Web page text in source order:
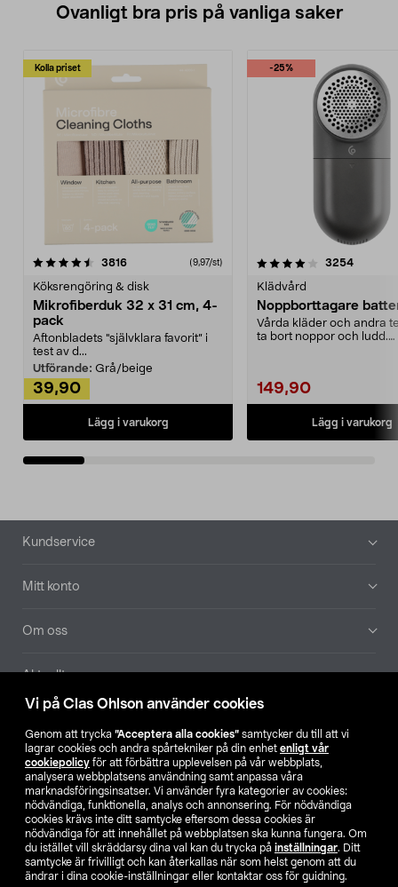
Vi på Clas Ohlson använder cookies
Genom att trycka ”Acceptera alla cookies” samtycker du till att vi
lagrar cookies och andra spårtekniker på din enhet enligt vår
cookiepolicy för att förbättra upplevelsen på vår webbplats,
analysera webbplatsens användning samt anpassa våra
marknadsföringsinsatser. Vi använder fyra kategorier av cookies:
nödvändiga, funktionella, analys och annonsering. För nödvändiga
cookies krävs inte ditt samtycke eftersom dessa cookies är
nödvändiga för att innehållet på webbplatsen ska kunna fungera. Om
du istället vill skräddarsy dina val kan du trycka på inställningar. Ditt
samtycke är frivilligt och kan återkallas när som helst genom att du
ändrar i dina cookie-inställningar eller kontaktar oss för guidning.
Ovanligt bra pris på vanliga saker
Kolla priset
3816recensioner (9,97/st)
Köksrengöring & disk
Mikrofiberduk 32 x 31 cm, 4-
pack
Aftonbladets "självklara favorit” i
test av d...
Utförande: Grå/beige
39,90
Lägg i varukorg
-25%
4.0av 5 stjärnor 3254
Klädvård
Noppborttagare
Vårda kläder och andra
ta bort noppor och ludd.
149,90
Lägg i varukorg
4.5av 5 stjärnor
Sidfot
Kundservice
Mitt konto
Om oss
Aktuellt
Hitta butik
SE NO FI